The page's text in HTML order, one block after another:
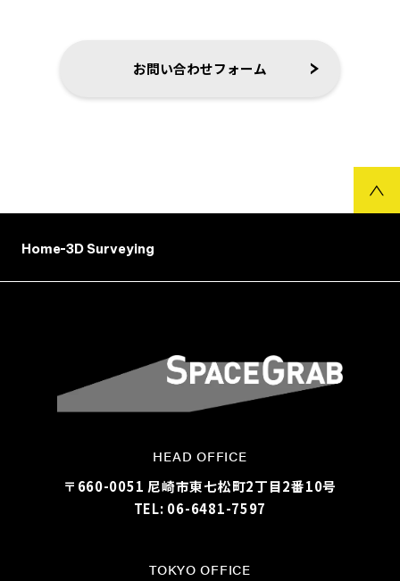
お問い合わせフォーム
Home 3D Surveying
HEAD OFFICE
〒660-0051 尼崎市東七松町2丁目2番10号
TEL: 06-6481-7597
TOKYO OFFICE